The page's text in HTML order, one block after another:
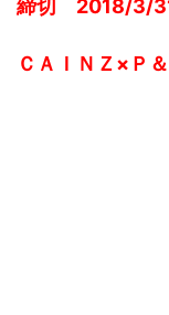
締切 2018/3/
ＣＡＩＮＺ×Ｐ